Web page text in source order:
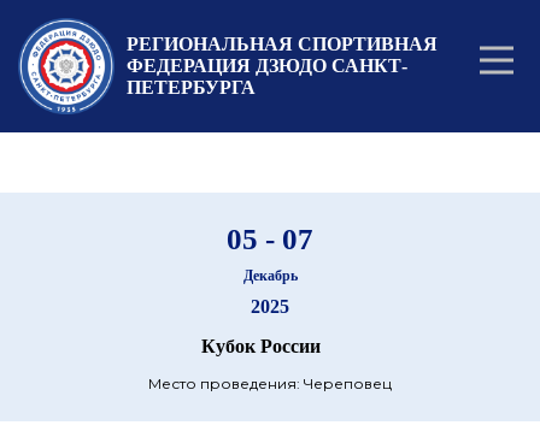
РЕГИОНАЛЬНАЯ СПОРТИВНАЯ
ФЕДЕРАЦИЯ ДЗЮДО САНКТ-
ПЕТЕРБУРГА
05 - 07
Декабрь
2025
Кубок России
Место проведения: Череповец